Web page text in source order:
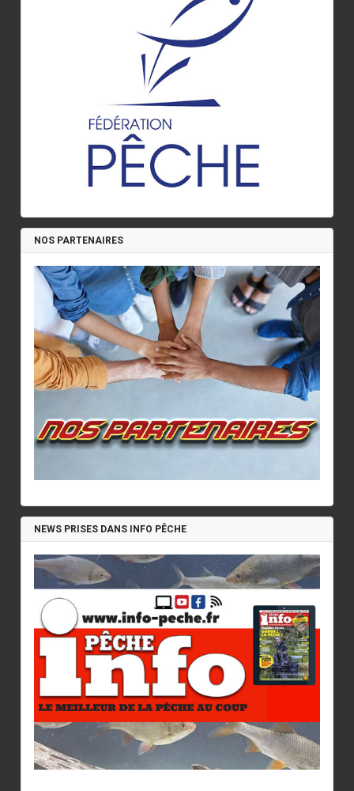
NOS PARTENAIRES
NEWS PRISES DANS INFO PÊCHE